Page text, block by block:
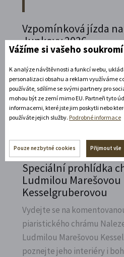
Vzpomínková jízda
Junkovy 2026
vzpomenout na naší první
Elišku Junkovou.
Rozbalte si další akce
Speciální prohlídka
Ludmilou Marešovou
Kesselgruberovou
Vydejte se na
piaristického chrámu
Ludmilou Marešovou
poznejte jeho interiéry i
Vážíme si vašeho soukromí
K analýze návštěvnosti a funkcí webu,
personalizaci obsahu a reklam využíváme
používáte, sdílíme se svými partnery pro
mohou být ze zemí mimo EU. Partneři tyto
informacemi, které jste jim poskytli nebo
používáte jejich služby. Podrobné informace
Pouze nezbytné cookies Přijmout vše